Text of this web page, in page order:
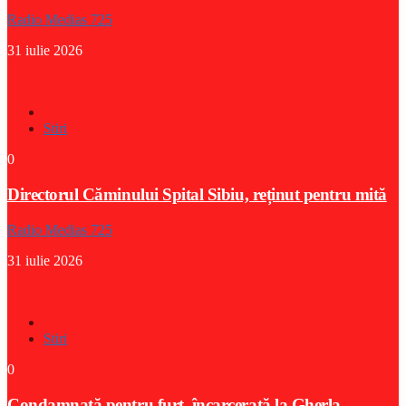
Radio Medias 725
31 iulie 2026
Stiri
0
Directorul Căminului Spital Sibiu, reținut pentru mită
Radio Medias 725
31 iulie 2026
Stiri
0